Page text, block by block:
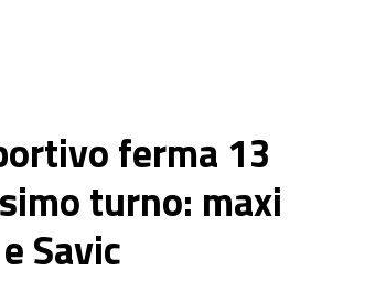
ferma 13
turno: maxi
Savic